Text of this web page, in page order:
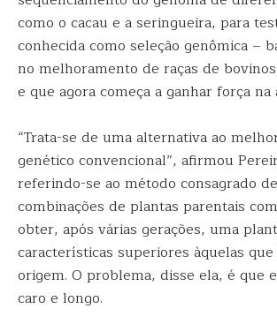
como o cacau e a seringueira, para
conhecida como seleção genômica –
no melhoramento de raças de
e que agora começa a ganhar força
“Trata-se de uma alternativa ao
genético convencional”, afirmou
referindo-se ao método consagrado
combinações de plantas parentais
obter, após várias gerações, uma
características superiores àquelas
origem. O problema, disse ela, é que
caro e longo.